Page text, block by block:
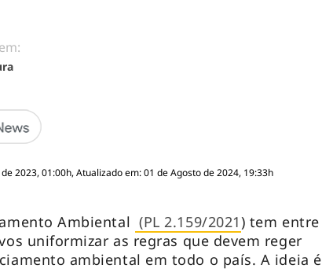
2023, 01:00h, Atualizado em: 01 de Agosto de 2024, 19:33h
Ambiental (PL 2.159/2021) tem entre
uniformizar as regras que devem reger
ambiental em todo o país. A ideia é